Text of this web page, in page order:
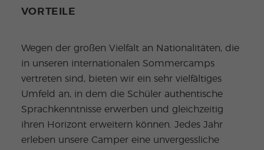
VORTEILE
Wegen der großen Vielfalt an Nationalitäten, die
in unseren internationalen Sommercamps
vertreten sind, bieten wir ein sehr vielfältiges
Umfeld an, in dem die Schüler authentische
Sprachkenntnisse erwerben und gleichzeitig
ihren Horizont erweitern können. Jedes Jahr
erleben unsere Camper eine unvergessliche